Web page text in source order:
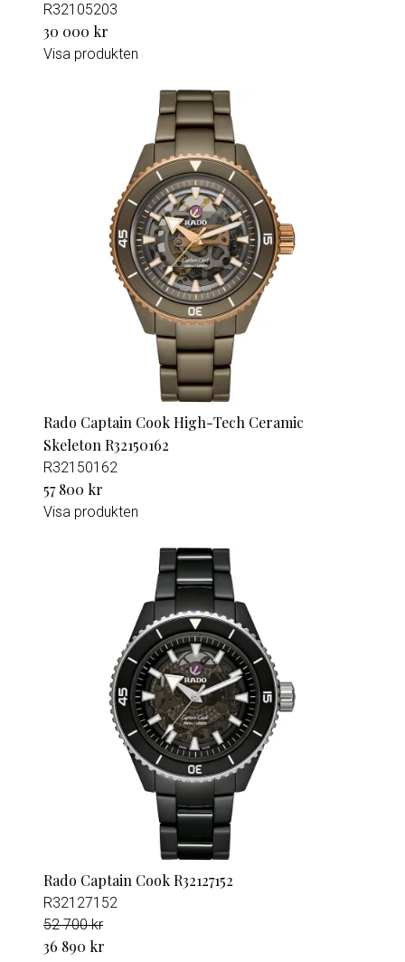
R32105203
30 000 kr
Visa produkten
Rado Captain Cook High-Tech Ceramic
Skeleton R32150162
R32150162
57 800 kr
Visa produkten
Rado Captain Cook R32127152
R32127152
52 700 kr
36 890 kr